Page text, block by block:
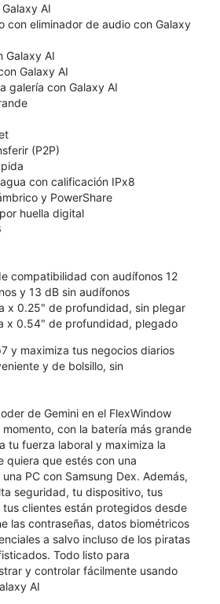
AI
con eliminador de audio con Galaxy
Galaxy AI
Galaxy AI
galería con Galaxy AI
(P2P)
con calificación IPx8
y PowerShare
huella digital
compatibilidad con audífonos 12
y 13 dB sin audífonos
x 0.25" de profundidad, sin plegar
x 0.54" de profundidad, plegado
y maximiza tus negocios diarios
y de bolsillo, sin
de Gemini en el FlexWindow
con la batería más grande
tu fuerza laboral y maximiza la
quiera que estés con una
PC con Samsung Dex.​​​​​​​ Además,
seguridad, tu dispositivo, tus
clientes están protegidos desde
las contraseñas, datos biométricos
a salvo incluso de los piratas
Todo listo para
y controlar fácilmente usando
AI